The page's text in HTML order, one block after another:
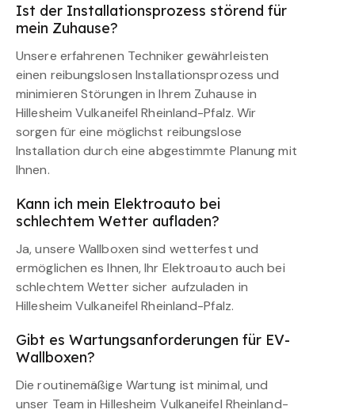
Ist der Installationsprozess störend für
mein Zuhause?
Unsere erfahrenen Techniker gewährleisten
einen reibungslosen Installationsprozess und
minimieren Störungen in Ihrem Zuhause in
Hillesheim Vulkaneifel Rheinland-Pfalz. Wir
sorgen für eine möglichst reibungslose
Installation durch eine abgestimmte Planung mit
Ihnen.
Kann ich mein Elektroauto bei
schlechtem Wetter aufladen?
Ja, unsere Wallboxen sind wetterfest und
ermöglichen es Ihnen, Ihr Elektroauto auch bei
schlechtem Wetter sicher aufzuladen in
Hillesheim Vulkaneifel Rheinland-Pfalz.
Gibt es Wartungsanforderungen für EV-
Wallboxen?
Die routinemäßige Wartung ist minimal, und
unser Team in Hillesheim Vulkaneifel Rheinland-